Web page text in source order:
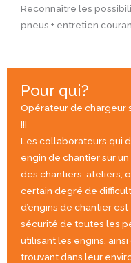
Reconnaître les
pneus + entretien
Pour qui?
Opérateur de chargeur
!!!
Les collaborateurs qui
engin de chantier sur
des chantiers, ateliers,
certain degré de
d’engins de chantier
sécurité de toutes les
utilisant les engins,
trouvant dans leur